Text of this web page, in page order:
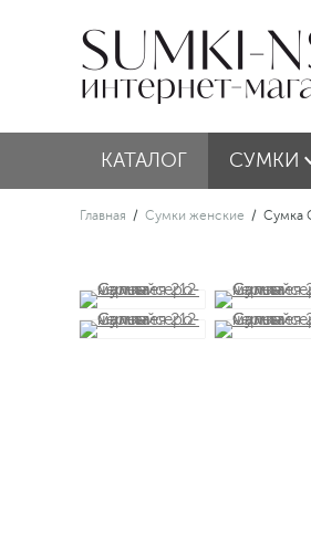
КАТАЛОГ СУМКИ
Главная / Сумки женские / Сумка